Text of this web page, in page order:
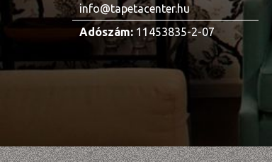
info@tapetacenter.hu
Adószám: 11453835-2-07